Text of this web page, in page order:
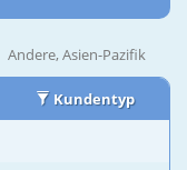
Andere, Asien-Pazifik
Kundentyp